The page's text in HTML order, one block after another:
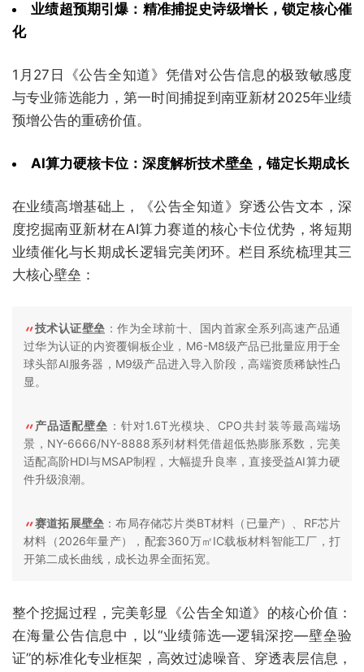
业绩超预期引爆：精准捕捉史诗级增长，锁定核心催
化
1月27日《公告全知道》凭借对公告信息的极致敏感度
与专业筛选能力，第一时间捕捉到南亚新材2025年业绩
预增公告的重磅价值。
AI算力硬核卡位：深度解析技术壁垒，锚定长期成长
在业绩高增基础上，《公告全知道》穿透公告文本，深
度挖掘南亚新材在AI算力赛道的核心卡位优势，将短期
业绩催化与长期成长逻辑完美闭环。栏目系统梳理其三
大核心壁垒：
技术认证壁垒 ：作为全球前十、国内首家全系列高速产品通
过华为认证的内资覆铜板企业，M6-M8级产品已批量应用于全
球头部AI服务器，M9级产品进入导入阶段，高端资质稀缺性凸
显。
产品适配壁垒 ：针对1.6T光模块、CPO共封装等最高端场
景，NY-6666/NY-8888系列材料凭借超低热膨胀系数，完美
适配高阶HDI与MSAP制程，大幅提升良率，直接受益AI算力硬
件升级浪潮。
赛道拓展壁垒 ：布局存储芯片类BT材料（已量产）、RF芯片
材料（2026年量产），配套360万㎡IC载板材料智能工厂，打
开第二成长曲线，成长边界全面拓宽。
整个挖掘过程，完美彰显《公告全知道》的核心价值：
在海量公告信息中，以“业绩筛选—逻辑深挖—壁垒验
证”的标准化专业框架，高效过滤噪音、穿透表层信息，